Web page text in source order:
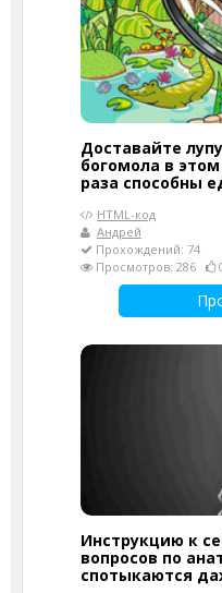
Доставайте
богомола в
раза способны
HTML-код
Андрей
Прохождений: 74
Просмотров: 286
Инструкцию к
вопросов по
спотыкаются